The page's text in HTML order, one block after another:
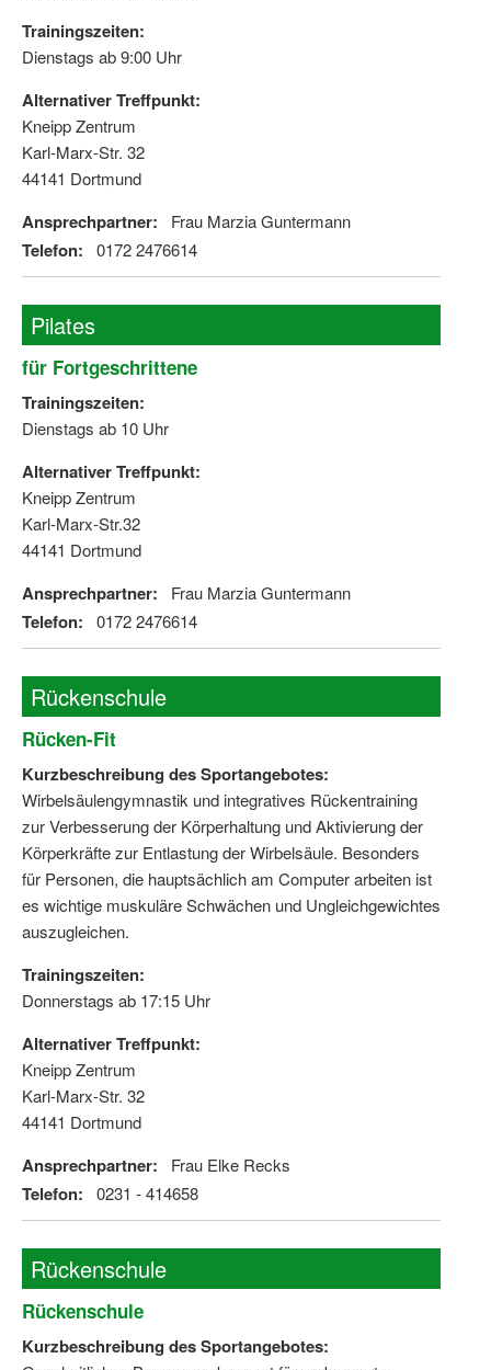
Trainingszeiten:
Dienstags ab 9:00 Uhr
Alternativer Treffpunkt:
Kneipp Zentrum
Karl-Marx-Str. 32
44141 Dortmund
Ansprechpartner: Frau Marzia Guntermann
Telefon: 0172 2476614
Pilates
für Fortgeschrittene
Trainingszeiten:
Dienstags ab 10 Uhr
Alternativer Treffpunkt:
Kneipp Zentrum
Karl-Marx-Str.32
44141 Dortmund
Ansprechpartner: Frau Marzia Guntermann
Telefon: 0172 2476614
Rückenschule
Rücken-Fit
Kurzbeschreibung des Sportangebotes:
Wirbelsäulengymnastik und integratives Rückentraining
zur Verbesserung der Körperhaltung und Aktivierung der
Körperkräfte zur Entlastung der Wirbelsäule. Besonders
für Personen, die hauptsächlich am Computer arbeiten ist
es wichtige muskuläre Schwächen und Ungleichgewichtes
auszugleichen.
Trainingszeiten:
Donnerstags ab 17:15 Uhr
Alternativer Treffpunkt:
Kneipp Zentrum
Karl-Marx-Str. 32
44141 Dortmund
Ansprechpartner: Frau Elke Recks
Telefon: 0231 - 414658
Rückenschule
Rückenschule
Kurzbeschreibung des Sportangebotes: